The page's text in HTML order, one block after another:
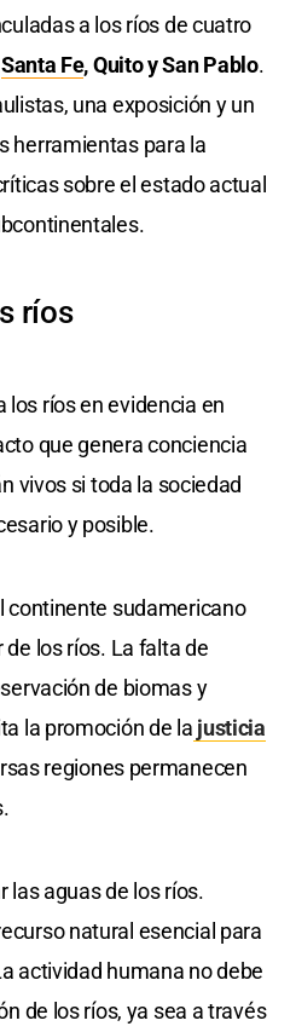
a los ríos de cuatro
Santa Fe, Quito y San Pablo.
una exposición y un
herramientas para la
sobre el estado actual
ríos
los ríos en evidencia en
que genera conciencia
vivos si toda la sociedad
y posible.
continente sudamericano
los ríos. La falta de
de biomas y
la promoción de la justicia
regiones permanecen
las aguas de los ríos.
natural esencial para
actividad humana no debe
de los ríos, ya sea a través